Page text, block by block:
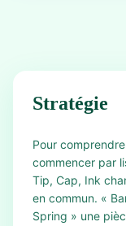
Stratégie
Pour
commencer par
Tip, Cap, Ink
en commun. «
Spring » une